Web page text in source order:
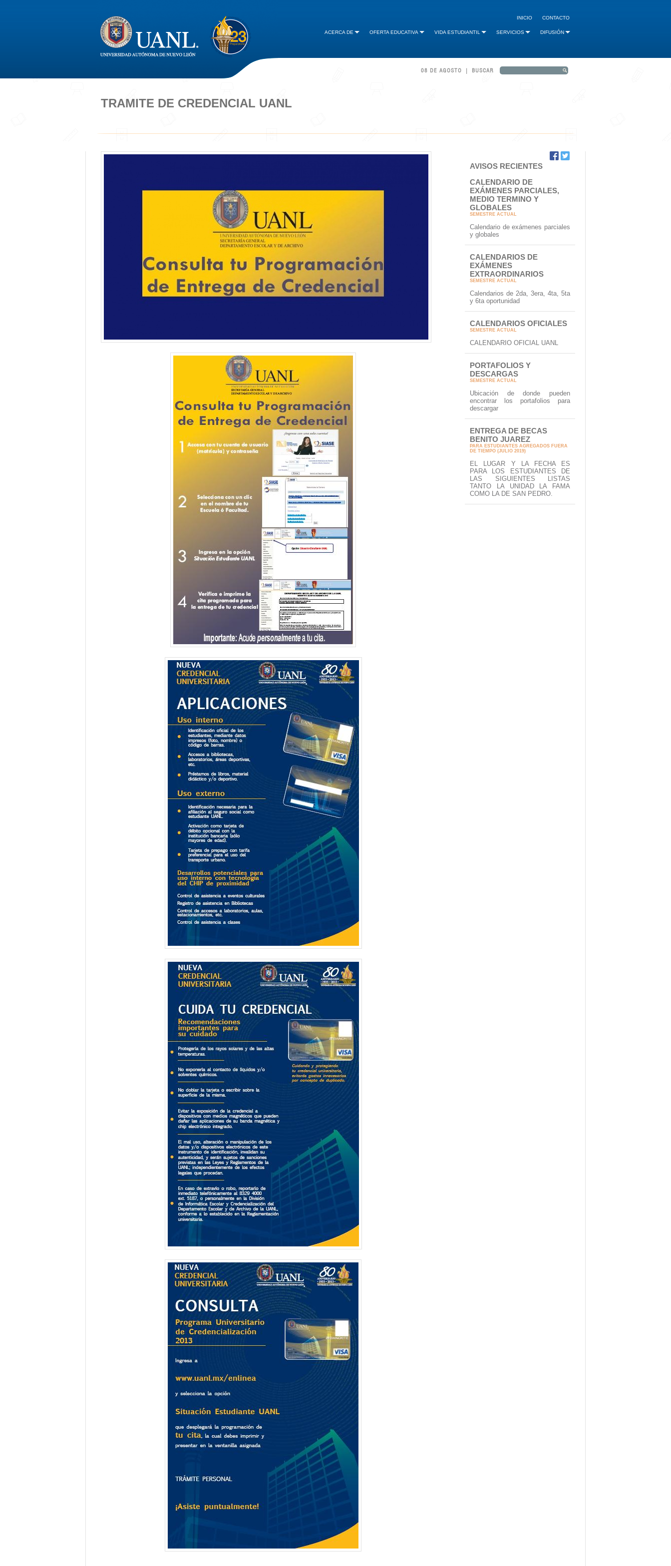
INICIO CONTACTO
ACERCA DE OFERTA EDUCATIVA VIDA ESTUDIANTIL SERVICIOS DIFUSIÓN
08 DE AGOSTO | BUSCAR
TRAMITE DE CREDENCIAL UANL
AVISOS RECIENTES
CALENDARIO DE
EXÁMENES PARCIALES,
MEDIO TERMINO Y
GLOBALES
SEMESTRE ACTUAL
Calendario de exámenes parciales
y globales
CALENDARIOS DE
EXÁMENES
EXTRAORDINARIOS
SEMESTRE ACTUAL
Calendarios de 2da, 3era, 4ta, 5ta
y 6ta oportunidad
CALENDARIOS OFICIALES
SEMESTRE ACTUAL
CALENDARIO OFICIAL UANL
PORTAFOLIOS Y
DESCARGAS
SEMESTRE ACTUAL
Ubicación de donde pueden
encontrar los portafolios para
descargar
ENTREGA DE BECAS
BENITO JUAREZ
PARA ESTUDIANTES AGREGADOS FUERA
DE TIEMPO (JULIO 2019)
EL LUGAR Y LA FECHA ES
PARA LOS ESTUDIANTES DE
LAS SIGUIENTES LISTAS
TANTO LA UNIDAD LA FAMA
COMO LA DE SAN PEDRO.